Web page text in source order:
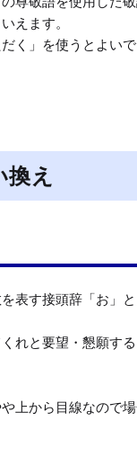
えます。
く」を使うとよいで
換え
表す接頭辞「お」
れと要望・懇願す
上から目線なので